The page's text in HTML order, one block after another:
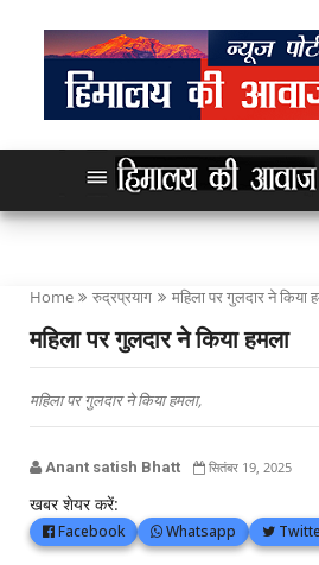
Home रुद्रप्रयाग महिला पर गुलदार ने किया
महिला पर गुलदार ने किया हमला
महिला पर गुलदार ने किया हमला,
Anant satish Bhatt सितंबर 19, 2025
खबर शेयर करें:
Facebook Whatsapp